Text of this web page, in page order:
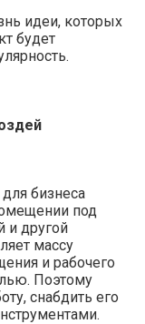
идеи, которых
будет
бизнеса
под
и другой
массу
и рабочего
Поэтому
снабдить его